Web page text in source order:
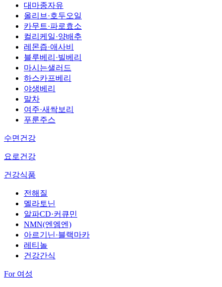
대마종자유
올리브·호두오일
카무트·파로효소
컬리케일·양배추
레몬즙·애사비
블루베리·빌베리
마시는샐러드
하스카프베리
야생베리
말차
여주·새싹보리
푸룬주스
수면건강
요로건강
건강식품
전해질
멜라토닌
알파CD·커큐민
NMN(엔엠엔)
아르기닌·블랙마카
레티놀
건강간식
For 여성